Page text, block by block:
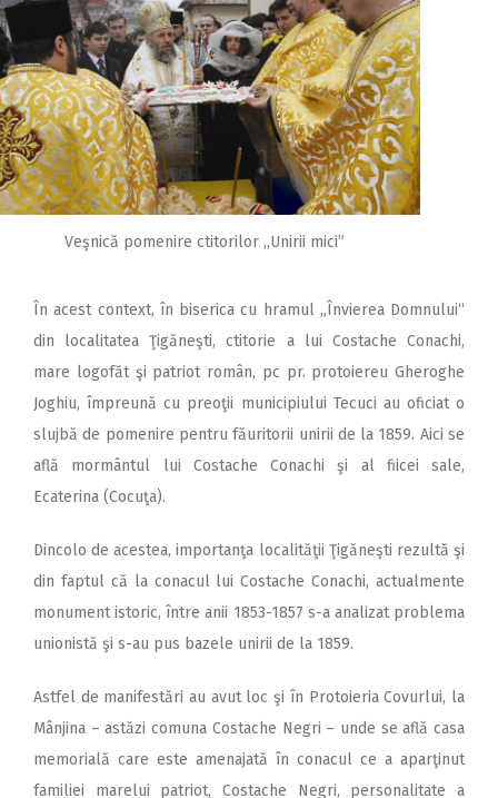
Veşnică pomenire ctitorilor ,,Unirii mici”
În acest context, în biserica cu hramul „Învierea Domnului“
din localitatea Ţigăneşti, ctitorie a lui Costache Conachi,
mare logofăt şi patriot român, pc pr. protoiereu Gheroghe
Joghiu, împreună cu preoţii municipiului Tecuci au oficiat o
slujbă de pomenire pentru făuritorii unirii de la 1859. Aici se
află mormântul lui Costache Conachi şi al fiicei sale,
Ecaterina (Cocuţa).
Dincolo de acestea, importanţa localităţii Ţigăneşti rezultă şi
din faptul că la conacul lui Costache Conachi, actualmente
monument istoric, între anii 1853-1857 s-a analizat problema
unionistă şi s-au pus bazele unirii de la 1859.
Astfel de manifestări au avut loc şi în Protoieria Covurlui, la
Mânjina – astăzi comuna Costache Negri – unde se află casa
memorială care este amenajată în conacul ce a aparţinut
familiei marelui patriot, Costache Negri, personalitate a